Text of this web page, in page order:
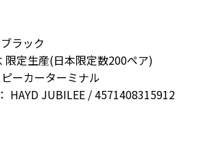
ラック
定生産(日本限定数200ペア)
ーカーターミナル
HAYD JUBILEE / 4571408315912